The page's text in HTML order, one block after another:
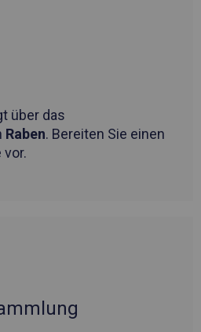
über das
Raben. Bereiten Sie einen
vor.